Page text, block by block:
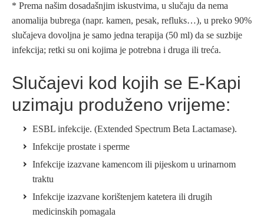
* Prema našim dosadašnjim iskustvima, u slučaju da nema
anomalija bubrega (napr. kamen, pesak, refluks…), u preko 90%
slučajeva dovoljna je samo jedna terapija (50 ml) da se suzbije
infekcija; retki su oni kojima je potrebna i druga ili treća.
Slučajevi kod kojih se E-Kapi
uzimaju produženo vrijeme:
ESBL infekcije. (Extended Spectrum Beta Lactamase).
Infekcije prostate i sperme
Infekcije izazvane kamencom ili pijeskom u urinarnom
traktu
Infekcije izazvane korištenjem katetera ili drugih
medicinskih pomagala